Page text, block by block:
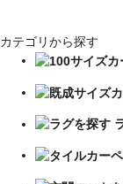
カテゴリから探す